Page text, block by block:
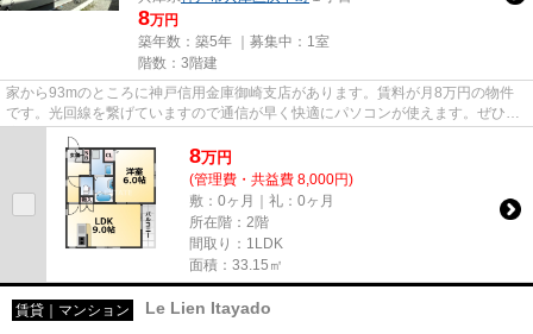
8万円
築年数：築5年 ｜募集中： 1室
階数：3階建
家から93mのところに神戸信用金庫御崎支店があります。賃料が月8万円の物件
です。光回線を繋げていますので通信が早く快適にパソコンが使えます。ぜひ一
度見ていただきたい、「グラン...
8万円
(管理費・共益費 8,000円)
敷：0ヶ月｜礼：0ヶ月
所在階：2階
間取り：1LDK
面積：33.15㎡
賃貸｜マンション Le Lien Itayado